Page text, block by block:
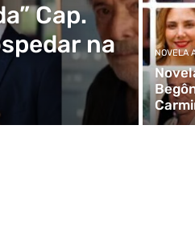
Cap.
na
NOVELA